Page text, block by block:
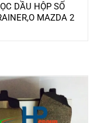
DẦU HỘP SỐ
MAZDA 2